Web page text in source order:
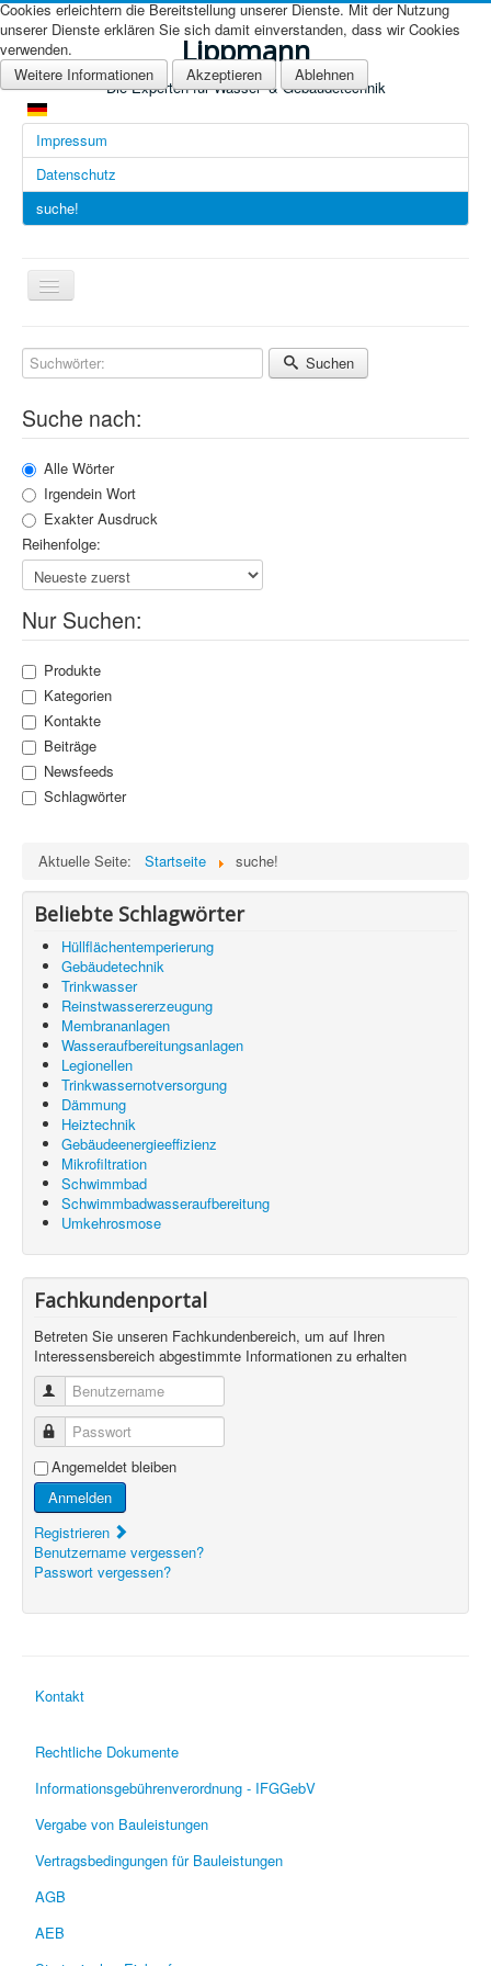
Lippmann
Die Experten für Wasser- & Gebäudetechnik
Impressum
Datenschutz
suche!
Navigation
an/aus
Arbeitsgebiete
Technologien
Information
Produkte & Services
Suchen
Suche nach:
Alle Wörter
Irgendein Wort
Exakter Ausdruck
Reihenfolge:
Nur Suchen:
Produkte
Kategorien
Kontakte
Beiträge
Newsfeeds
Schlagwörter
Aktuelle Seite: Startseite suche!
Beliebte Schlagwörter
Hüllflächentemperierung
Gebäudetechnik
Trinkwasser
Reinstwassererzeugung
Membrananlagen
Wasseraufbereitungsanlagen
Legionellen
Trinkwassernotversorgung
Dämmung
Heiztechnik
Gebäudeenergieeffizienz
Mikrofiltration
Schwimmbad
Schwimmbadwasseraufbereitung
Umkehrosmose
Fachkundenportal
Betreten Sie unseren Fachkundenbereich, um auf Ihren
Interessensbereich abgestimmte Informationen zu erhalten
Benutzername
Passwort
Angemeldet bleiben
Anmelden
Registrieren
Benutzername vergessen?
Passwort vergessen?
Kontakt
Rechtliche Dokumente
Informationsgebührenverordnung - IFGGebV
Vergabe von Bauleistungen
Vertragsbedingungen für Bauleistungen
AGB
AEB
Cookies erleichtern die Bereitstellung unserer Dienste. Mit der Nutzung
unserer Dienste erklären Sie sich damit einverstanden, dass wir Cookies
verwenden.
Weitere Informationen
Akzeptieren Ablehnen